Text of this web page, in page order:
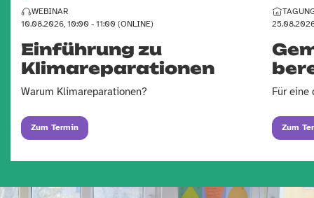
WEBINAR
10.08.2026, 10:00 - 11:00 (ONLINE)
Einführung zu
Klimareparationen
Warum Klimareparationen?
Zum Termin
Für eine
Zum